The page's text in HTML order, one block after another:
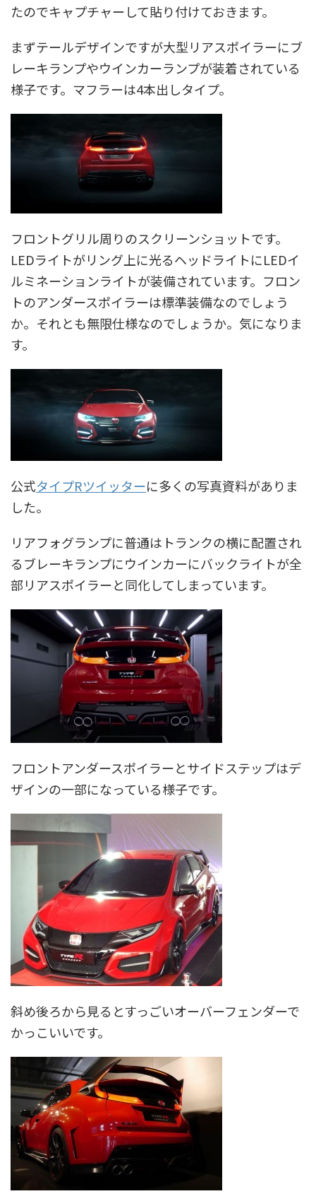
たのでキャプチャーして貼り付けておきます。
まずテールデザインですが大型リアスポイラーにブ
レーキランプやウインカーランプが装着されている
様子です。マフラーは4本出しタイプ。
フロントグリル周りのスクリーンショットです。
LEDライトがリング上に光るヘッドライトにLEDイ
ルミネーションライトが装備されています。フロン
トのアンダースポイラーは標準装備なのでしょう
か。それとも無限仕様なのでしょうか。気になりま
す。
公式タイプRツイッターに多くの写真資料がありま
した。
リアフォグランプに普通はトランクの横に配置され
るブレーキランプにウインカーにバックライトが全
部リアスポイラーと同化してしまっています。
フロントアンダースポイラーとサイドステップはデ
ザインの一部になっている様子です。
斜め後ろから見るとすっごいオーバーフェンダーで
かっこいいです。